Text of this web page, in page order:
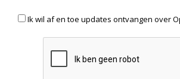
Ik wil af en toe updates ontvangen over